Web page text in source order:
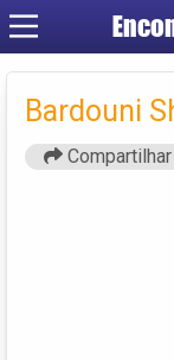
Bardouni
Compartilhar